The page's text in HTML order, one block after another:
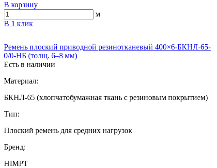
В корзину
м
В 1 клик
Ремень плоский приводной резинотканевый 400×6-БКНЛ-65-
0/0-НБ (толщ. 6–8 мм)
Есть в наличии
Материал:
БКНЛ-65 (хлопчатобумажная ткань с резиновым покрытием)
Тип:
Плоский ремень для средних нагрузок
Бренд:
HIMPT